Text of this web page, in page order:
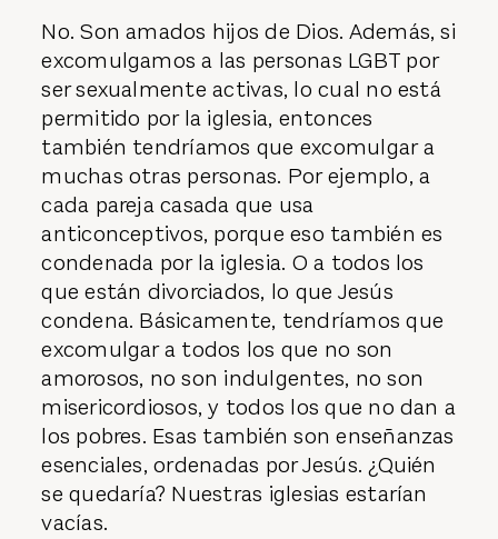
No. Son amados hijos de Dios. Además, si
excomulgamos a las personas LGBT por
ser sexualmente activas, lo cual no está
permitido por la iglesia, entonces
también tendríamos que excomulgar a
muchas otras personas. Por ejemplo, a
cada pareja casada que usa
anticonceptivos, porque eso también es
condenada por la iglesia. O a todos los
que están divorciados, lo que Jesús
condena. Básicamente, tendríamos que
excomulgar a todos los que no son
amorosos, no son indulgentes, no son
misericordiosos, y todos los que no dan a
los pobres. Esas también son enseñanzas
esenciales, ordenadas por Jesús. ¿Quién
se quedaría? Nuestras iglesias estarían
vacías.